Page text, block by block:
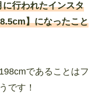
行われたインスタ
】になったこと
であることはフ
です！